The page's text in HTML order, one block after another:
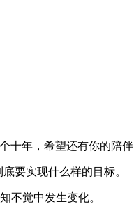
十年 ， 希望还有你的陪伴
要实现什么样的目标。
不觉中发生变化。